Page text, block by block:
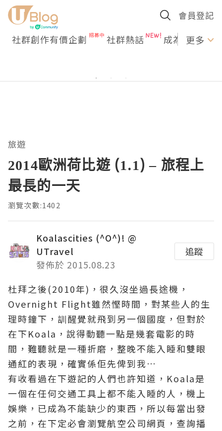
會員登記
社群創作有價企劃 社群熱話 成為U更多
旅遊
2014歐洲荷比遊 (1.1) – 旅程上
最長的一天
瀏覽次數:1402
Koalascities (^O^)! @
UTravel
發佈於 2015.08.23
追蹤
杜拜之後(2010年)，很久沒坐過長途機，
Overnight Flight雖然慳時間，對某些人的生
理時鐘下，訓醒覺就飛到另一個國度，但對於
在下Koala，說得動聽一點是幾套電影的時
間，難聽就是一種折磨，整晚不能入睡和雙眼
通紅的表現，確實係佢先俾到我…
有收看過在下遊記的人們也許知道，Koala是
一個在任何交通工具上都不能入睡的人，機上
娛樂，已成為不能缺少的東西，所以每當出發
之前，在下定必會瀏覽航空公司網頁，查詢播